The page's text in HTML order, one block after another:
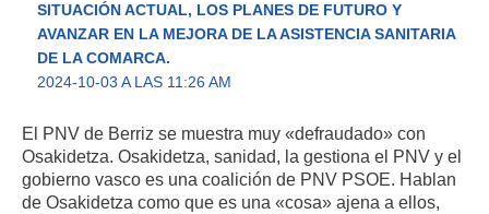
SITUACIÓN ACTUAL, LOS PLANES DE FUTURO Y
AVANZAR EN LA MEJORA DE LA ASISTENCIA SANITARIA
DE LA COMARCA.
2024-10-03 A LAS 11:26 AM
El PNV de Berriz se muestra muy «defraudado» con
Osakidetza. Osakidetza, sanidad, la gestiona el PNV y el
gobierno vasco es una coalición de PNV PSOE. Hablan
de Osakidetza como que es una «cosa» ajena a ellos,